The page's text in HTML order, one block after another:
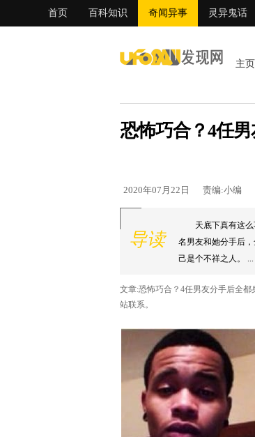
首页 百科知识 奇闻异事 灵异鬼话
主页
恐怖巧合？4任
2020年07月22日 责编:小编
导读
天底下真有这
名男友和她分手后
己是个不祥之人。 ...
文章:恐怖巧合？4任男友分手后全
站联系。